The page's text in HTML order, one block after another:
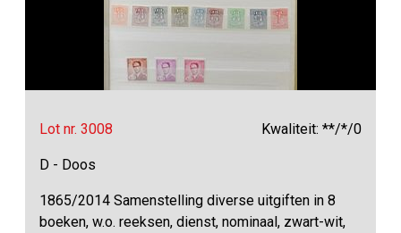
Lot nr. 3008 Kwaliteit: **/*/0
D - Doos
1865/2014 Samenstelling diverse uitgiften in 8
boeken, w.o. reeksen, dienst, nominaal, zwart-wit,